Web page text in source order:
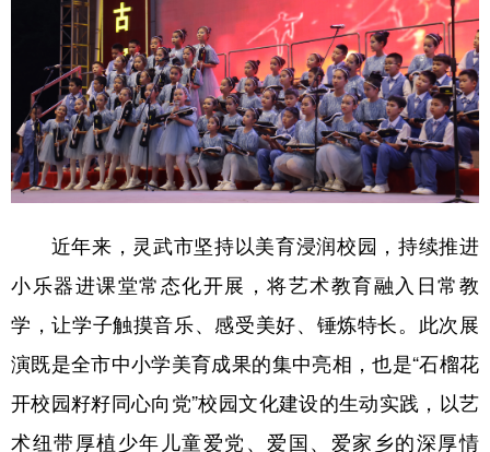
近年来，灵武市坚持以美育浸润校园，持续推进
小乐器进课堂常态化开展，将艺术教育融入日常教
学，让学子触摸音乐、感受美好、锤炼特长。此次展
演既是全市中小学美育成果的集中亮相，也是“石榴花
开校园籽籽同心向党”校园文化建设的生动实践，以艺
术纽带厚植少年儿童爱党、爱国、爱家乡的深厚情